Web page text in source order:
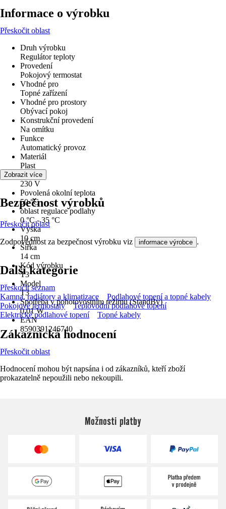
Informace o výrobku
Přeskočit oblast
Druh výrobku
Regulátor teploty
Provedení
Pokojový termostat
Vhodné pro
Topné zařízení
Vhodné pro prostory
Obývací pokoj
Konstrukční provedení
Na omítku
Funkce
Automatický provoz
Materiál
Plast
Napětí
230 V
Povolená okolní teplota
50 °C
oblast regulace podlahy
0 °C - 35 °C
Výška
10 cm
Šířka
14 cm
Kód výrobku
T3
Model
T3
Spotřeba v pohotovostním režimu (StandBy)
0,01 W
EAN
8590391246740
Zobrazit více
Bezpečnost výrobků
Přeskočit oblast
Zodpovědnost za bezpečnost výrobku viz informace výrobce .
Další kategorie
Přeskočit seznam
Kamna, radiátory a klimatizace
Podlahové topení a topné kabely
Pokojové termostaty
Teplovodní podlahové topení
Elektrické podlahové topení
Topné kabely
Zákaznická hodnocení
Přeskočit oblast
Hodnocení mohou být napsána i od zákazníků, kteří zboží
prokazatelně nepoužili nebo nekoupili.
Možnosti platby